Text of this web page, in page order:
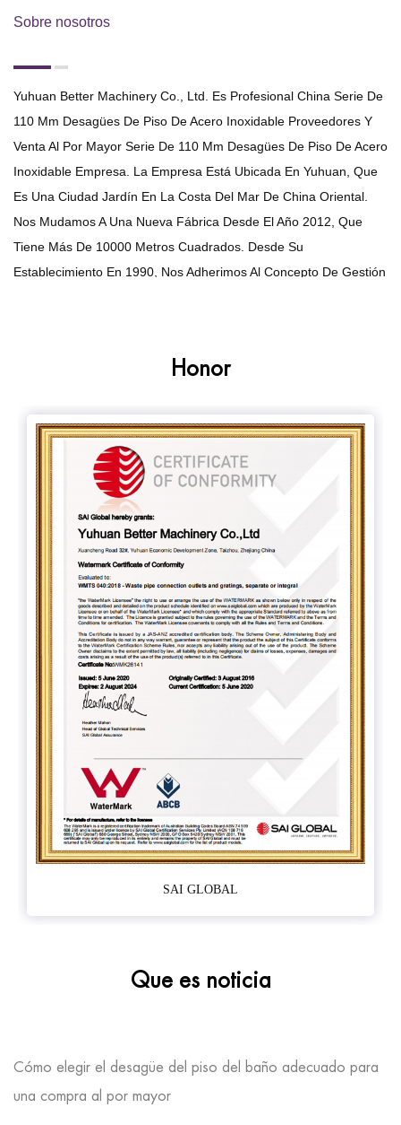
Sobre nosotros
Yuhuan Better Machinery Co., Ltd. Es Profesional China Serie De
110 Mm Desagües De Piso De Acero Inoxidable Proveedores Y
Venta Al Por Mayor Serie De 110 Mm Desagües De Piso De Acero
Inoxidable Empresa. La Empresa Está Ubicada En Yuhuan, Que
Es Una Ciudad Jardín En La Costa Del Mar De China Oriental.
Nos Mudamos A Una Nueva Fábrica Desde El Año 2012, Que
Tiene Más De 10000 Metros Cuadrados. Desde Su
Establecimiento En 1990, Nos Adherimos Al Concepto De Gestión
Láminas De Metal. Ahora, Hemos Integrado El Diseño, El
Honor
SAI GLOBAL
Que es noticia
Cómo elegir el desagüe del piso del baño adecuado para
una compra al por mayor